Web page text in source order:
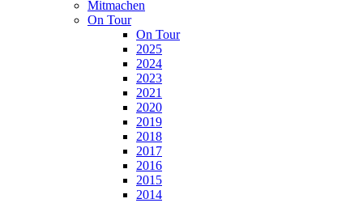
Mitmachen
On Tour
On Tour
2025
2024
2023
2021
2020
2019
2018
2017
2016
2015
2014